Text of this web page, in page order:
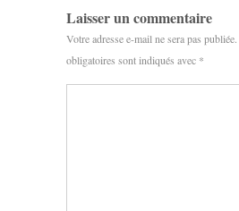
Laisser un commentaire
Votre adresse e-mail ne sera pas publiée.
obligatoires sont indiqués avec *